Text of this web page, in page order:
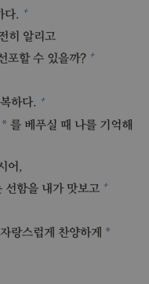
다. +
히 알리고
포할 수 있을까? +
하다. +
* 를 베푸실 때 나를 기억해
어,
선함을 내가 맛보고 +
랑스럽게 찬양하게 *